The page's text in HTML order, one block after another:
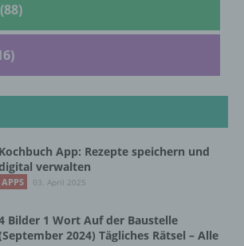
Kochbuch App: Rezepte speichern und
verwalten
APPS 03. April 2025
Bilder 1 Wort Auf der Baustelle
2024) Tägliches Rätsel – Alle
Person ist jede identifizierte oder
natürliche Person, deren
Daten von dem für die
Verantwortlichen verarbeitet
ist jeder mit oder ohne Hilfe
oder jede solche Vorgangsreihe im
mit personenbezogenen